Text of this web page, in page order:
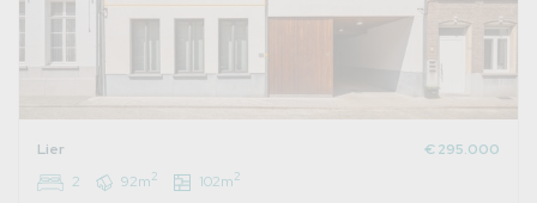
Lier
€ 295.000
2
92m2 102m2